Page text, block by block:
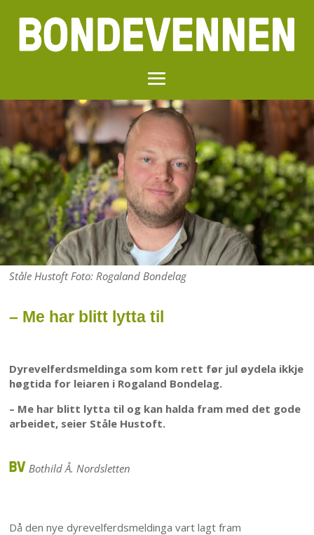
Ståle Hustoft Foto: Rogaland Bondelag
– Me har blitt lytta til
Dyrevelferdsmeldinga som kom rett før jul øydela ikkje
høgtida for leiaren i Rogaland Bondelag.
– Me har blitt lytta til og kan halda fram med det gode
arbeidet, seier Ståle Hustoft.
Bothild Å. Nordsletten
Då den nye dyrevelferdsmeldinga vart lagt fram